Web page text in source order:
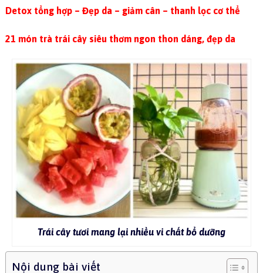
Detox tổng hợp – Đẹp da – giảm cân – thanh lọc cơ thể
21 món trà trái cây siêu thơm ngon thon dáng, đẹp da
Trái cây tươi mang lại nhiều vi chất bổ dưỡng
Nội dung bài viết